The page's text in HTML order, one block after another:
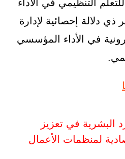
التنظيمي في الأداء
دلالة إحصائية لإدارة
في الأداء المؤسسي
البشرية في تعزيز
لمنظمات الأعمال